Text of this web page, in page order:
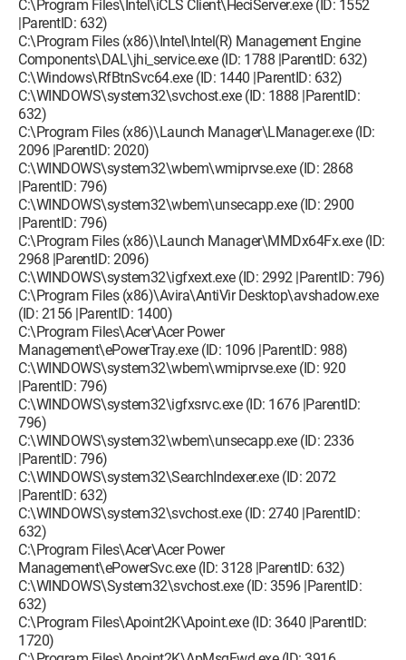
C:\Program Files\Intel\iCLS Client\HeciServer.exe (ID: 1552
|ParentID: 632)
C:\Program Files (x86)\Intel\Intel(R) Management Engine
Components\DAL\jhi_service.exe (ID: 1788 |ParentID: 632)
C:\Windows\RfBtnSvc64.exe (ID: 1440 |ParentID: 632)
C:\WINDOWS\system32\svchost.exe (ID: 1888 |ParentID:
632)
C:\Program Files (x86)\Launch Manager\LManager.exe (ID:
2096 |ParentID: 2020)
C:\WINDOWS\system32\wbem\wmiprvse.exe (ID: 2868
|ParentID: 796)
C:\WINDOWS\system32\wbem\unsecapp.exe (ID: 2900
|ParentID: 796)
C:\Program Files (x86)\Launch Manager\MMDx64Fx.exe (ID:
2968 |ParentID: 2096)
C:\WINDOWS\system32\igfxext.exe (ID: 2992 |ParentID: 796)
C:\Program Files (x86)\Avira\AntiVir Desktop\avshadow.exe
(ID: 2156 |ParentID: 1400)
C:\Program Files\Acer\Acer Power
Management\ePowerTray.exe (ID: 1096 |ParentID: 988)
C:\WINDOWS\system32\wbem\wmiprvse.exe (ID: 920
|ParentID: 796)
C:\WINDOWS\system32\igfxsrvc.exe (ID: 1676 |ParentID:
796)
C:\WINDOWS\system32\wbem\unsecapp.exe (ID: 2336
|ParentID: 796)
C:\WINDOWS\system32\SearchIndexer.exe (ID: 2072
|ParentID: 632)
C:\WINDOWS\system32\svchost.exe (ID: 2740 |ParentID:
632)
C:\Program Files\Acer\Acer Power
Management\ePowerSvc.exe (ID: 3128 |ParentID: 632)
C:\WINDOWS\System32\svchost.exe (ID: 3596 |ParentID:
632)
C:\Program Files\Apoint2K\Apoint.exe (ID: 3640 |ParentID:
1720)